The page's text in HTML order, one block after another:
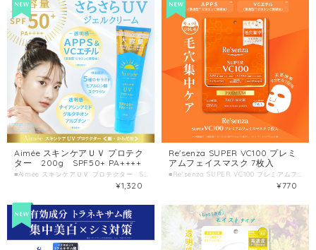
Aimée スキンケアＵＶ プロテク
ター 200g SPF50+ PA++++
¥1,320
Re'senza SUPER VC100 プレミ
アムフェイスマスク 7枚入
■Re'senza SUPER VC100 プレミアムフェイスマスク ■種類別名称 シート状フェイスマスク ■容量 7枚入(美容液105mL) ■製造国 日本 ■製造販売元 株式会社HORIZON
¥770